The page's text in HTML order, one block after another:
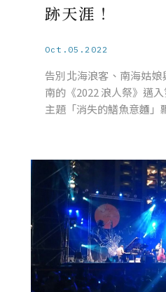
跡天涯！
Oct.05.2022
告別北海浪客、南海姑
南的《2022 浪人祭》邁
主題「消失的鱔魚意麵」